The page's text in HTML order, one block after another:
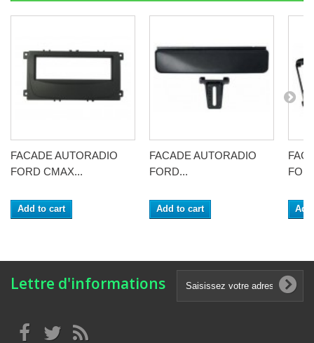
FACADE AUTORADIO
FORD CMAX...
Add to cart
FACADE AUTORADIO
FORD...
Add to cart
Lettre d'informations